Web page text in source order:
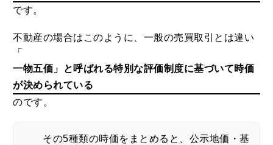
です。
不動産の場合はこのように、一般の売買取引とは違い
「
一物五価」と呼ばれる特別な評価制度に基づいて時価
が決められている
のです。
その5種類の時価をまとめると、公示地価・基